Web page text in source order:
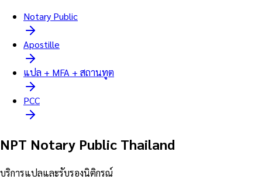
Notary Public
Apostille
แปล + MFA + สถานทูต
PCC
NPT Notary Public Thailand
บริการแปลและรับรองนิติกรณ์